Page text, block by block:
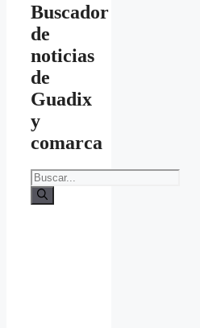
Buscador
de
noticias
de
Guadix
y
comarca
Buscar: